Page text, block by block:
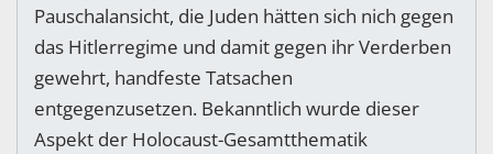
Pauschalansicht, die Juden hätten sich nich gegen
das Hitlerregime und damit gegen ihr Verderben
gewehrt, handfeste Tatsachen
entgegenzusetzen. Bekanntlich wurde dieser
Aspekt der Holocaust-Gesamtthematik